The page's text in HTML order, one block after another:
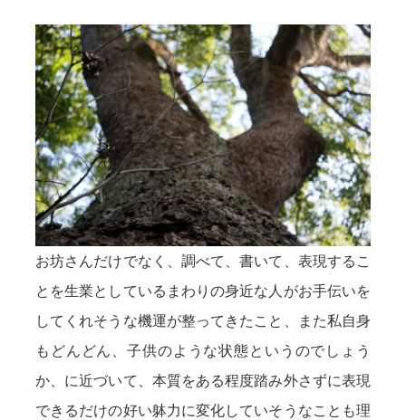
お坊さんだけでなく、調べて、書いて、表現するこ
とを生業としているまわりの身近な人がお手伝いを
してくれそうな機運が整ってきたこと、また私自身
もどんどん、子供のような状態というのでしょう
か、に近づいて、本質をある程度踏み外さずに表現
できるだけの好い躰力に変化していそうなことも理